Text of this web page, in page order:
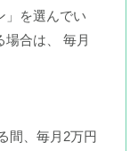
」を選んでい
場合は、 毎月
間、毎月2万円